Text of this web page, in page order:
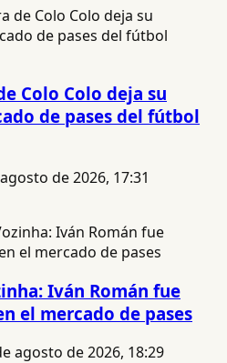
Colo Colo deja su
de pases del fútbol
de 2026, 17:31
Iván Román fue
el mercado de pases
agosto de 2026, 18:29